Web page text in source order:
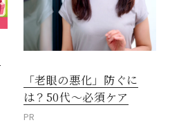
「老眼の悪化」防ぐに
は？50代～必須ケア
PR